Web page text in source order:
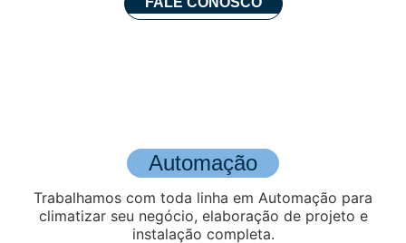
Automação
Trabalhamos com toda linha em Automação para
climatizar seu negócio, elaboração de projeto e
instalação completa.